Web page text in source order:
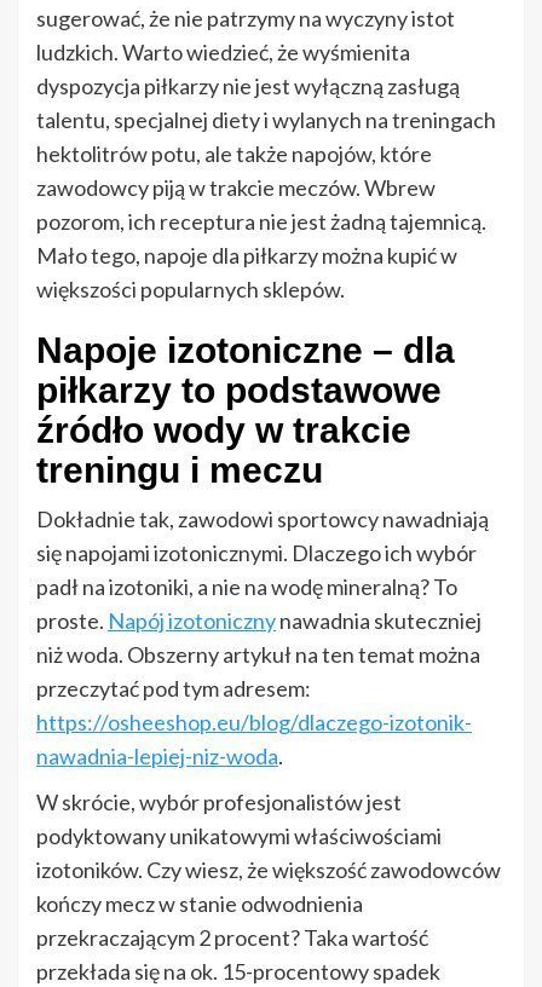
sugerować, że nie patrzymy na wyczyny istot
ludzkich. Warto wiedzieć, że wyśmienita
dyspozycja piłkarzy nie jest wyłączną zasługą
talentu, specjalnej diety i wylanych na treningach
hektolitrów potu, ale także napojów, które
zawodowcy piją w trakcie meczów. Wbrew
pozorom, ich receptura nie jest żadną tajemnicą.
Mało tego, napoje dla piłkarzy można kupić w
większości popularnych sklepów.
Napoje izotoniczne – dla
piłkarzy to podstawowe
źródło wody w trakcie
treningu i meczu
Dokładnie tak, zawodowi sportowcy nawadniają
się napojami izotonicznymi. Dlaczego ich wybór
padł na izotoniki, a nie na wodę mineralną? To
proste. Napój izotonicznynawadnia skuteczniej
niż woda. Obszerny artykuł na ten temat można
przeczytać pod tym adresem:
https://osheeshop.eu/blog/dlaczego-izotonik-
nawadnia-lepiej-niz-woda.
W skrócie, wybór profesjonalistów jest
podyktowany unikatowymi właściwościami
izotoników. Czy wiesz, że większość zawodowców
kończy mecz w stanie odwodnienia
przekraczającym 2 procent? Taka wartość
przekłada się na ok. 15-procentowy spadek